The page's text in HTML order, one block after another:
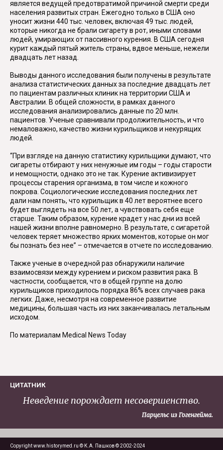
является ведущей предотвратимой причиной смерти среди
населения развитых стран. Ежегодно только в США оно
уносит жизни 440 тыс. человек, включая 49 тыс. людей,
которые никогда не брали сигарету в рот, иными словами
людей, умирающих от пассивного курения. В США сегодня
курит каждый пятый житель страны, вдвое меньше, нежели
двадцать лет назад.
Выводы данного исследования были получены в результате
анализа статистических данных за последние двадцать лет
по пациентам различных клиник на территории США и
Австралии. В общей сложности, в рамках данного
исследования анализировались данные по 20 млн.
пациентов. Ученые сравнивали продолжительность, и что
немаловажно, качество жизни курильщиков и некурящих
людей.
“При взгляде на данную статистику курильщики думают, что
сигареты отбирают у них ненужные им годы – годы старости
и немощности, однако это не так. Курение активизирует
процессы старения организма, в том числе и кожного
покрова. Социологические исследования последних лет
дали нам понять, что курильщик в 40 лет вероятнее всего
будет выглядеть на все 50 лет, а чувствовать себя еще
старше. Таким образом, курение крадет у нас дни из всей
нашей жизни вполне равномерно. В результате, с сигаретой
человек теряет множество ярких моментов, которые он мог
бы познать без нее” – отмечается в отчете по исследованию.
Также ученые в очередной раз обнаружили наличие
взаимосвязи между курением и риском развития рака. В
частности, сообщается, что в общей группе на долю
курильщиков приходилось порядка 86% всех случаев рака
легких. Даже, несмотря на современное развитие
медицины, большая часть из них заканчивалась летальным
исходом.
По материалам Medical News Today
ЦИТАТНИК
Неведение порождает несовершенство.
Парцельс из Гогенгейма.
Copyright www.historymed.ru © К.А. Пашков © 2002-2024